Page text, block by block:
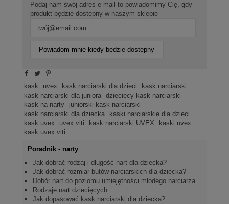
Podaj nam swój adres e-mail to powiadomimy Cię, gdy
produkt będzie dostępny w naszym sklepie
Powiadom mnie kiedy będzie dostępny
kask uvex kask narciarski dla dzieci
kask narciarski
kask narciarski dla juniora
dziecięcy kask narciarski
kask na narty
juniorski kask narciarski
kask narciarski dla dziecka
kaski narciarskie dla dzieci
kask uvex
uvex viti kask narciarski UVEX
kaski uvex
kask uvex viti
Poradnik - narty
Jak dobrać rodzaj i długość nart dla dziecka?
Jak dobrać rozmiar butów narciarskich dla dziecka?
Dobór nart do poziomu umiejętności młodego narciarza
Rodzaje nart dziecięcych
Jak dopasować kask narciarski dla dziecka?